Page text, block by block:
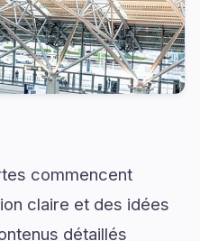
commencent
claire et des idées
détaillés